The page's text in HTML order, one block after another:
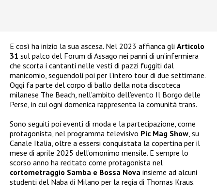
E così ha inizio la sua ascesa. Nel 2023 affianca gli Articolo
31 sul palco del Forum di Assago nei panni di un’infermiera
che scorta i cantanti nelle vesti di pazzi fuggiti dal
manicomio, seguendoli poi per l’intero tour di due settimane.
Oggi fa parte del corpo di ballo della nota discoteca
milanese The Beach, nell’ambito dell’evento Il Borgo delle
Perse, in cui ogni domenica rappresenta la comunità trans.
Sono seguiti poi eventi di moda e la partecipazione, come
protagonista, nel programma televisivo Pic Mag Show, su
Canale Italia, oltre a essersi conquistata la copertina per il
mese di aprile 2025 dell’omonimo mensile. E sempre lo
scorso anno ha recitato come protagonista nel
cortometraggio Samba e Bossa Nova insieme ad alcuni
studenti del Naba di Milano per la regia di Thomas Kraus.